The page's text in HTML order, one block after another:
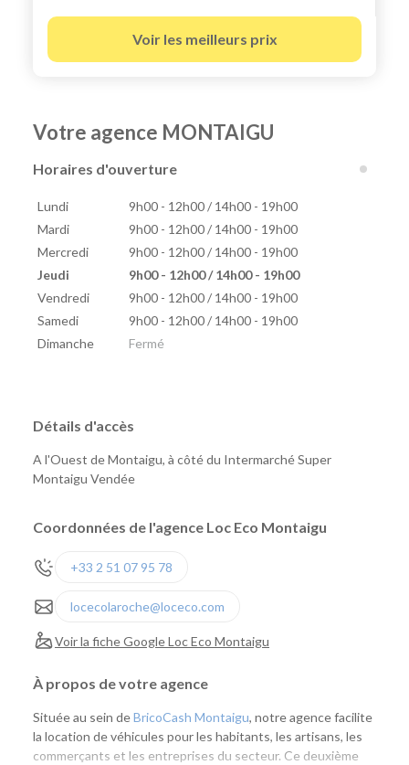
Voir les meilleurs prix
Votre agence MONTAIGU
Horaires d'ouverture
Lundi
9h00 - 12h00 / 14h00 - 19h00
Mardi
9h00 - 12h00 / 14h00 - 19h00
Mercredi
9h00 - 12h00 / 14h00 - 19h00
Jeudi
9h00 - 12h00 / 14h00 - 19h00
Vendredi
9h00 - 12h00 / 14h00 - 19h00
Samedi
9h00 - 12h00 / 14h00 - 19h00
Dimanche
Fermé
Détails d'accès
A l'Ouest de Montaigu, à côté du Intermarché Super
Montaigu Vendée
Coordonnées de l'agence Loc Eco Montaigu
+33 2 51 07 95 78
locecolaroche@loceco.com
Voir la fiche Google Loc Eco Montaigu
À propos de votre agence
Située au sein deBricoCash Montaigu, notre agence facilite
la location de véhicules pour les habitants, les artisans, les
commerçants et les entreprises du secteur. Ce deuxième